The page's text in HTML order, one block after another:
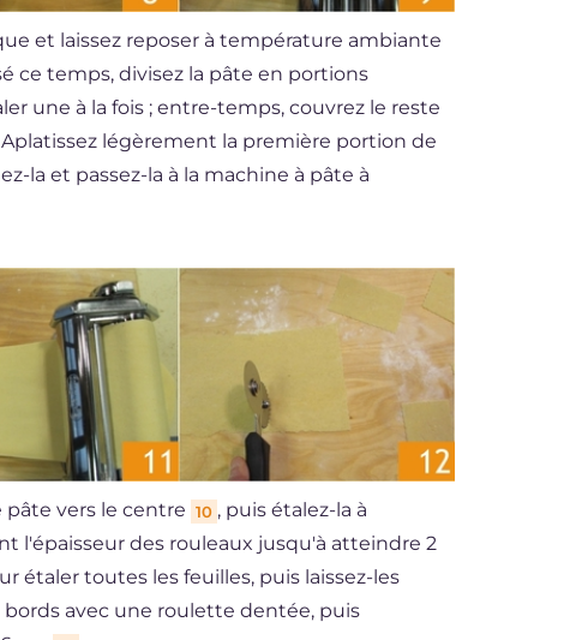
et laissez reposer à température ambiante
ce temps, divisez la pâte en portions
une à la fois ; entre-temps, couvrez le reste
légèrement la première portion de
la et passez-la à la machine à pâte à
pâte vers le centre 10 , puis étalez-la à
l'épaisseur des rouleaux jusqu'à atteindre 2
étaler toutes les feuilles, puis laissez-les
avec une roulette dentée, puis